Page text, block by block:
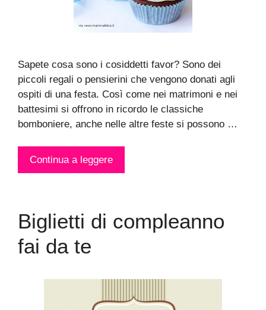
Sapete cosa sono i cosiddetti favor? Sono dei
piccoli regali o pensierini che vengono donati agli
ospiti di una festa. Così come nei matrimoni e nei
battesimi si offrono in ricordo le classiche
bomboniere, anche nelle altre feste si possono …
Continua a leggere
Biglietti di compleanno
fai da te